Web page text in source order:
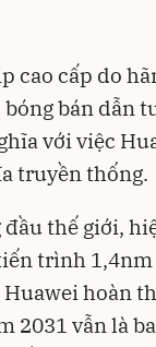
cao cấp do
bán dẫn
với việc
truyền thống.
thế giới,
trình 1,4nm
Huawei hoàn
2031 vẫn là